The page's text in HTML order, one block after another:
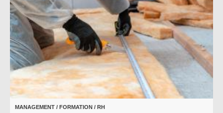
MANAGEMENT / FORMATION / RH